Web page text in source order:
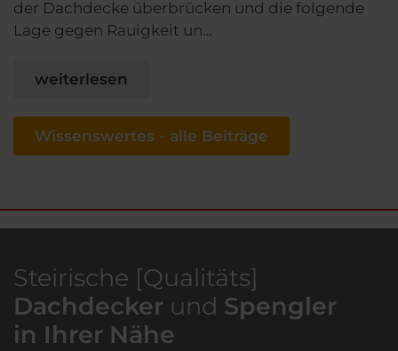
der Dachdecke überbrücken und die folgende
Lage gegen Rauigkeit un…
weiterlesen
Wissenswertes - alle Beiträge
Steirische [Qualitäts]
Dachdecker und Spengler
in Ihrer Nähe